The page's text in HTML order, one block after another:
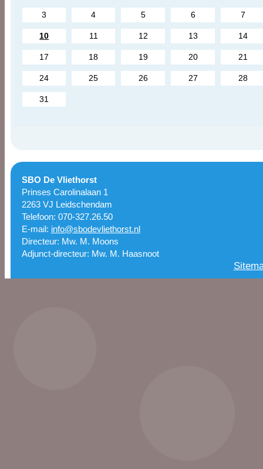
3 4 5 6 7
10 11 12 13 14
17 18 19 20 21
24 25 26 27 28
31
SBO De Vliethorst
Prinses Carolinalaan 1
2263 VJ Leidschendam
Telefoon: 070-327.26.50
E-mail: info@sbodevliethorst.nl
Directeur: Mw. M. Moons
Adjunct-directeur: Mw. M. Haasnoot